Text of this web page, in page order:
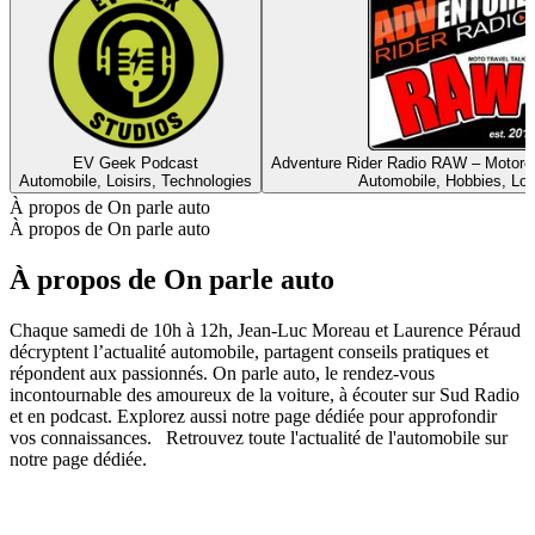
EV Geek Podcast
Automobile, Loisirs, Technologies
Adventure Rider Radio RAW –
Automobile, Hobbies,
À propos de On parle auto
À propos de On parle auto
À propos de On parle auto
Chaque samedi de 10h à 12h, Jean-Luc Moreau et Laurence Péraud
décryptent l’actualité automobile, partagent conseils pratiques et
répondent aux passionnés. On parle auto, le rendez-vous
incontournable des amoureux de la voiture, à écouter sur Sud Radio
et en podcast. Explorez aussi notre page dédiée pour approfondir
vos connaissances. Retrouvez toute l'actualité de l'automobile sur
notre page dédiée.